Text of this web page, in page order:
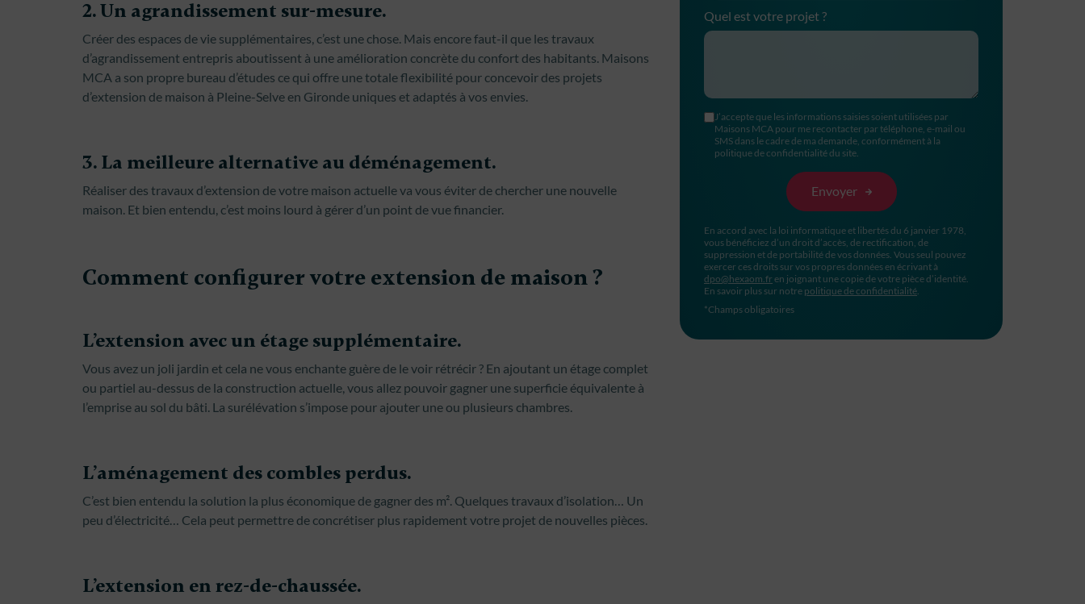
2. Un agrandissement sur-mesure.
Créer des espaces de vie supplémentaires, c’est une chose. Mais encore faut-il que les travaux
d’agrandissement entrepris aboutissent à une amélioration concrète du confort des habitants. Maisons
MCA a son propre bureau d’études ce qui offre une totale flexibilité pour concevoir des projets
d’extension de maison à Pleine-Selve en Gironde uniques et adaptés à vos envies.
3. La meilleure alternative au déménagement.
Réaliser des travaux d’extension de votre maison actuelle va vous éviter de chercher une nouvelle
maison. Et bien entendu, c’est moins lourd à gérer d’un point de vue financier.
Comment configurer votre extension de maison ?
L’extension avec un étage supplémentaire.
Vous avez un joli jardin et cela ne vous enchante guère de le voir rétrécir ? En ajoutant un étage complet
ou partiel au-dessus de la construction actuelle, vous allez pouvoir gagner une superficie équivalente à
l’emprise au sol du bâti. La surélévation s’impose pour ajouter une ou plusieurs chambres.
L’aménagement des combles perdus.
C’est bien entendu la solution la plus économique de gagner des m². Quelques travaux d’isolation… Un
peu d’électricité… Cela peut permettre de concrétiser plus rapidement votre projet de nouvelles pièces.
L’extension en rez-de-chaussée.
Quel est votre projet ?
J’accepte que les informations saisies soient utilisées par
Maisons MCA pour me recontacter par téléphone, e-mail ou
SMS dans le cadre de ma demande, conformément à la
politique de confidentialité du site.
En accord avec la loi informatique et libertés du 6 janvier 1978,
vous bénéficiez d’un droit d’accès, de rectification, de
suppression et de portabilité de vos données. Vous seul pouvez
exercer ces droits sur vos propres données en écrivant à
dpo@hexaom.fr en joignant une copie de votre pièce d’identité.
En savoir plus sur notre politique de confidentialité
*Champs obligatoires